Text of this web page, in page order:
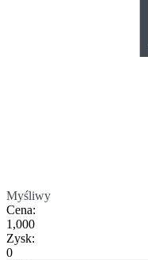
Myśliwy
Cena:
1,000
Zysk:
0